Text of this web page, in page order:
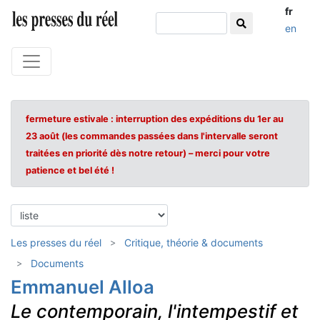
fr
en
fermeture estivale : interruption des expéditions du 1er au
23 août (les commandes passées dans l'intervalle seront
traitées en priorité dès notre retour) – merci pour votre
patience et bel été !
Les presses du réel
Critique, théorie & documents
Documents
Emmanuel Alloa
Le contemporain, l'intempestif et